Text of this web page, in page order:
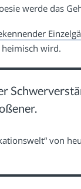
werde das
wird.
von